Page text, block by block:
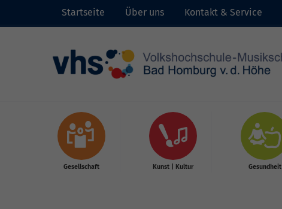
Startseite Über uns Kontakt & Service
Gesellschaft Kunst | Kultur Gesundheit